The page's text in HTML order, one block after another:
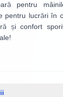
pentru
pentru lucrări în
și confort